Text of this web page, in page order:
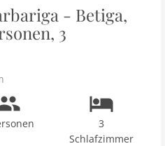
- Betiga,
3
3
Schlafzimmer